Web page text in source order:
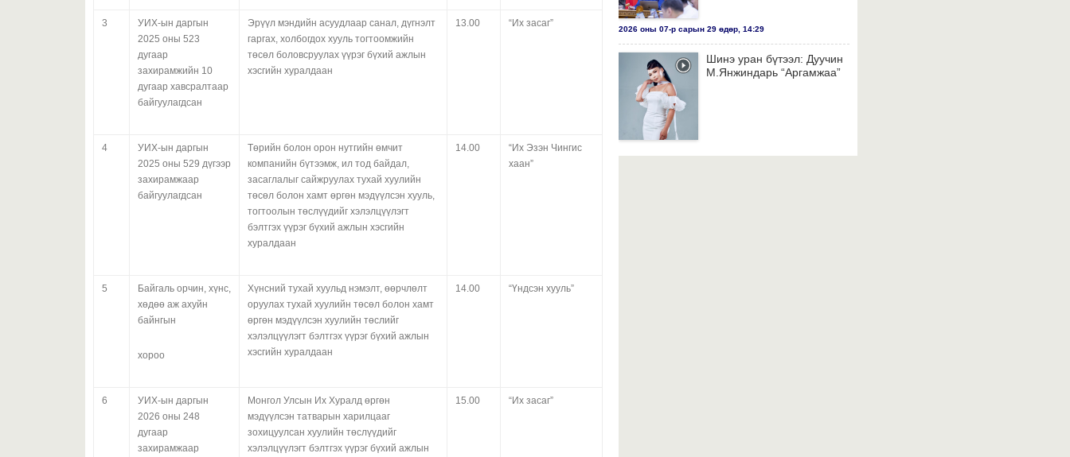
3
УИХ-ын даргын
2025 оны 523
дугаар
захирамжийн 10
дугаар хавсралтаар
байгуулагдсан
Эрүүл мэндийн асуудлаар санал, дүгнэлт
гаргах, холбогдох хууль тогтоомжийн
төсөл боловсруулах үүрэг бүхий ажлын
хэсгийн хуралдаан
13.00 “Их засаг”
4
УИХ-ын даргын
2025 оны 529 дүгээр
захирамжаар
байгуулагдсан
Төрийн болон орон нутгийн өмчит
компанийн бүтээмж, ил тод байдал,
засаглалыг сайжруулах тухай хуулийн
төсөл болон хамт өргөн мэдүүлсэн хууль,
тогтоолын төслүүдийг хэлэлцүүлэгт
бэлтгэх үүрэг бүхий ажлын хэсгийн
хуралдаан
14.00
“Их Эзэн Чингис
хаан”
5
Байгаль орчин, хүнс,
хөдөө аж ахуйн
байнгын
хороо
Хүнсний тухай хуульд нэмэлт, өөрчлөлт
оруулах тухай хуулийн төсөл болон хамт
өргөн мэдүүлсэн хуулийн төслийг
хэлэлцүүлэгт бэлтгэх үүрэг бүхий ажлын
хэсгийн хуралдаан
14.00 “Үндсэн хууль”
6
УИХ-ын даргын
2026 оны 248
дугаар
захирамжаар
Монгол Улсын Их Хуралд өргөн
мэдүүлсэн татварын харилцааг
зохицуулсан хуулийн төслүүдийг
хэлэлцүүлэгт бэлтгэх үүрэг бүхий ажлын
15.00 “Их засаг”
2026 оны 07-р сарын 29 өдөр, 14:29
Шинэ уран бүтээл: Дуучин
М.Янжиндарь “Аргамжаа”